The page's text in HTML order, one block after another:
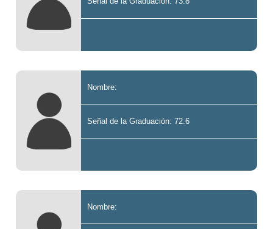
Nombre:
Señal de la Graduación: 72.6
Nombre: